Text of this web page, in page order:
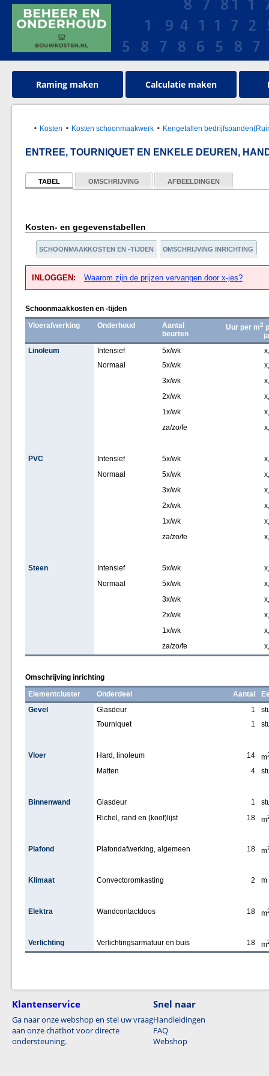
Raming maken Calculatie maken
Kosten Kosten schoonmaakwerk Kengetallen
ENTREE, TOURNIQUET EN ENKELE DEUREN,
TABEL OMSCHRIJVING AFBEELDINGEN
Kosten- en gegevenstabellen
SCHOONMAAKKOSTEN EN -TIJDEN OMSCHRIJVING INRICHTING
INLOGGEN: Waarom zijn de prijzen vervangen door x-jes?
Schoonmaakkosten en -tijden
Vloerafwerking
Onderhoud
Aantal
beurten
Uur per m2
Linoleum
Intensief 5x/wk
Normaal
5x/wk
3x/wk
2x/wk
1x/wk
za/zo/fe
PVC Intensief 5x/wk
Normaal
5x/wk
3x/wk
2x/wk
1x/wk
za/zo/fe
Steen Intensief 5x/wk
Normaal
5x/wk
3x/wk
2x/wk
1x/wk
za/zo/fe
Omschrijving inrichting
Elementcluster
Onderdeel Aantal
Gevel
Glasdeur 1
Tourniquet
1
Vloer Hard, linoleum 14 m
Matten 4
Binnenwand Glasdeur 1
Richel, rand en (koof)lijst
18 m
Plafond Plafondafwerking, algemeen 18 m
Klimaat Convectoromkasting 2 m
Elektra Wandcontactdoos 18 m
Verlichting Verlichtingsarmatuur en buis 18 m
Klantenservice
Ga naar onze webshop en stel uw vraag
aan onze chatbot voor directe
ondersteuning.
Snel naar
Handleidingen
FAQ
Webshop